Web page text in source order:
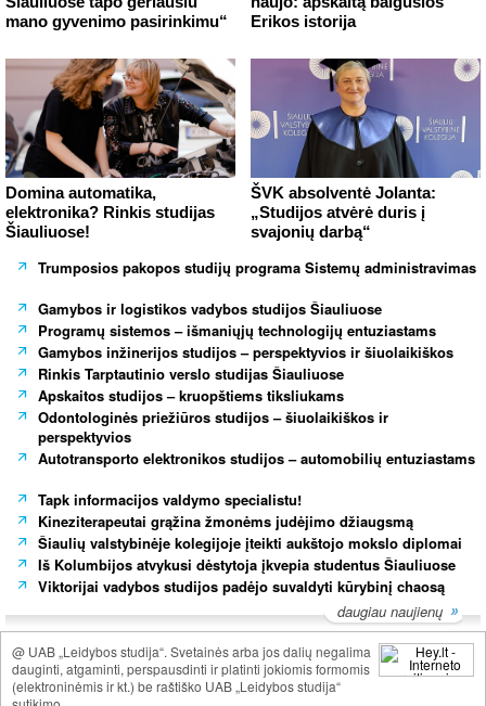
mano gyvenimo pasirinkimu“
Erikos istorija
Domina automatika,
elektronika? Rinkis studijas
Šiauliuose!
ŠVK absolventė Jolanta:
„Studijos atvėrė duris į
svajonių darbą“
Trumposios pakopos studijų programa Sistemų administravimas
Gamybos ir logistikos vadybos studijos Šiauliuose
Programų sistemos – išmaniųjų technologijų entuziastams
Gamybos inžinerijos studijos – perspektyvios ir šiuolaikiškos
Rinkis Tarptautinio verslo studijas Šiauliuose
Apskaitos studijos – kruopštiems tiksliukams
Odontologinės priežiūros studijos – šiuolaikiškos ir
perspektyvios
Autotransporto elektronikos studijos – automobilių entuziastams
Tapk informacijos valdymo specialistu!
Kineziterapeutai grąžina žmonėms judėjimo džiaugsmą
Šiaulių valstybinėje kolegijoje įteikti aukštojo mokslo diplomai
Iš Kolumbijos atvykusi dėstytoja įkvepia studentus Šiauliuose
Viktorijai vadybos studijos padėjo suvaldyti kūrybinį chaosą
daugiau naujienų
@ UAB „Leidybos studija“. Svetainės arba jos dalių negalima
dauginti, atgaminti, perspausdinti ir platinti jokiomis formomis
(elektroninėmis ir kt.) be raštiško UAB „Leidybos studija“